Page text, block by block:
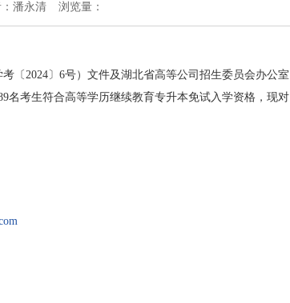
潘永清 浏览量：
〔2024〕6号）文件及湖北省高等公司招生委员会办公室
名考生符合高等学历继续教育专升本免试入学资格，现对